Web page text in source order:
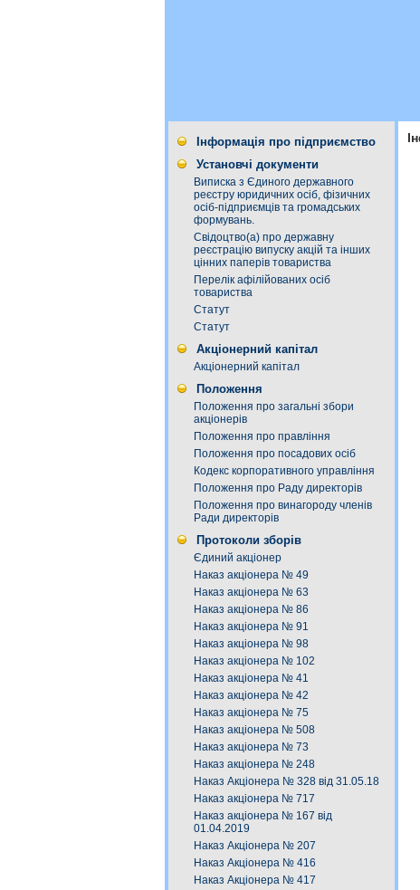
Інформація про підприємство
Установчі документи
Виписка з Єдиного державного
реєстру юридичних осіб, фізичних
осіб-підприємців та громадських
формувань.
Свідоцтво(а) про державну
реєстрацію випуску акцій та інших
цінних паперів товариства
Перелік афілійованих осіб
товариства
Статут
Статут
Акціонерний капітал
Акціонерний капітал
Положення
Положення про загальні збори
акціонерів
Положення про правління
Положення про посадових осіб
Кодекс корпоративного управління
Положення про Раду директорів
Положення про винагороду членів
Ради директорів
Протоколи зборів
Єдиний акціонер
Наказ акціонера № 49
Наказ акціонера № 63
Наказ акціонера № 86
Наказ акціонера № 91
Наказ акціонера № 98
Наказ акціонера № 102
Наказ акціонера № 41
Наказ акціонера № 42
Наказ акціонера № 75
Наказ акціонера № 508
Наказ акціонера № 73
Наказ акціонера № 248
Наказ Акціонера № 328 від 31.05.18
Наказ акціонера № 717
Наказ акціонера № 167 від
01.04.2019
Наказ Акціонера № 207
Наказ Акціонера № 416
Наказ Акціонера № 417